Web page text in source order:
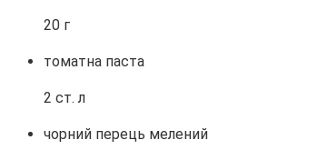
20 г
томатна паста
2 ст. л
чорний перець мелений